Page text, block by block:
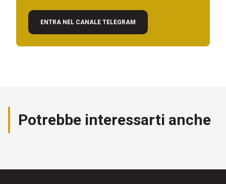
ENTRA NEL CANALE TELEGRAM
Potrebbe interessarti anche